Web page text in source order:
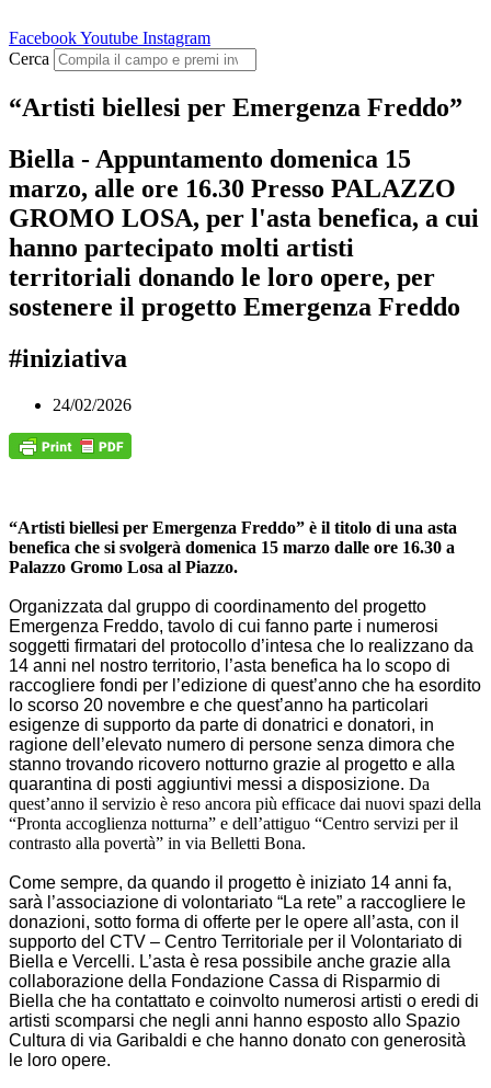
FacebookYoutube Instagram
Cerca
“Artisti biellesi per Emergenza Freddo”
Biella - Appuntamento domenica 15
marzo, alle ore 16.30 Presso PALAZZO
GROMO LOSA, per l'asta benefica, a cui
hanno partecipato molti artisti
territoriali donando le loro opere, per
sostenere il progetto Emergenza Freddo
#iniziativa
24/02/2026
“Artisti biellesi per Emergenza Freddo” è il titolo di una asta
benefica che si svolgerà domenica 15 marzo dalle ore 16.30 a
Palazzo Gromo Losa al Piazzo.
Organizzata dal gruppo di coordinamento del progetto
Emergenza Freddo, tavolo di cui fanno parte i numerosi
soggetti firmatari del protocollo d’intesa che lo realizzano da
14 anni nel nostro territorio, l’asta benefica ha lo scopo di
raccogliere fondi per l’edizione di quest’anno che ha esordito
lo scorso 20 novembre e che quest’anno ha particolari
esigenze di supporto da parte di donatrici e donatori, in
ragione dell’elevato numero di persone senza dimora che
stanno trovando ricovero notturno grazie al progetto e alla
quarantina di posti aggiuntivi messi a disposizione. Da
quest’anno il servizio è reso ancora più efficace dai nuovi spazi della
“Pronta accoglienza notturna” e dell’attiguo “Centro servizi per il
contrasto alla povertà” in via Belletti Bona.
Come sempre, da quando il progetto è iniziato 14 anni fa,
sarà l’associazione di volontariato “La rete” a raccogliere le
donazioni, sotto forma di offerte per le opere all’asta, con il
supporto del CTV – Centro Territoriale per il Volontariato di
Biella e Vercelli. L’asta è resa possibile anche grazie alla
collaborazione della Fondazione Cassa di Risparmio di
Biella che ha contattato e coinvolto numerosi artisti o eredi di
artisti scomparsi che negli anni hanno esposto allo Spazio
Cultura di via Garibaldi e che hanno donato con generosità
le loro opere.